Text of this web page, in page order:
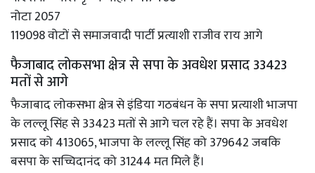
नोटा 2057
119098 वोटों से समाजवादी पार्टी प्रत्याशी राजीव राय आगे
फैजाबाद लोकसभा क्षेत्र से सपा के अवधेश प्रसाद 33423
मतों से आगे
फैजाबाद लोकसभा क्षेत्र से इंडिया गठबंधन के सपा प्रत्याशी भाजपा
के लल्लू सिंह से 33423 मतों से आगे चल रहे हैं। सपा के अवधेश
प्रसाद को 413065, भाजपा के लल्लू सिंह को 379642 जबकि
बसपा के सच्चिदानंद को 31244 मत मिले हैं।